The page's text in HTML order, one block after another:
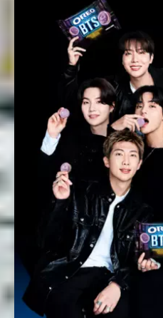
Nombre *
Email *
Comentario *